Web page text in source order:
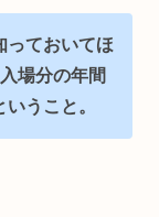
っておいてほ
場分の年間
うこと。